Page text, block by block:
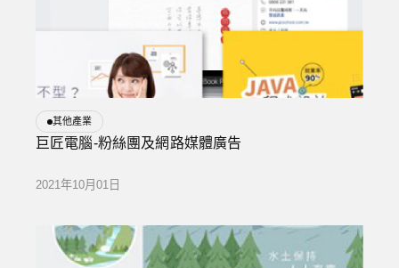
其他產業
巨匠電腦-粉絲團及網路媒體廣告
2021年10月01日